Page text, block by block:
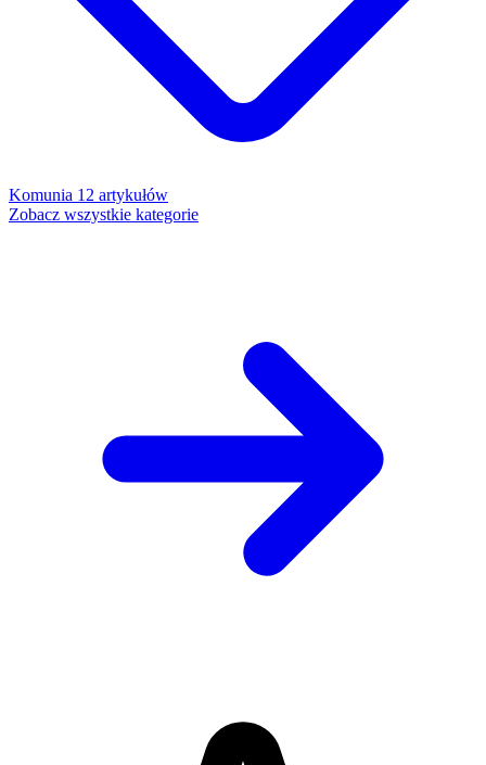
Komunia 12 artykułów
Zobacz wszystkie kategorie